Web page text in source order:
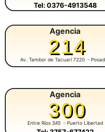
Tel: 0376-4913548
Agencia
214
Av. Tambor de Tacuarí 7220 -
Agencia
300
Entre Ríos 345 - Puerto Libertad